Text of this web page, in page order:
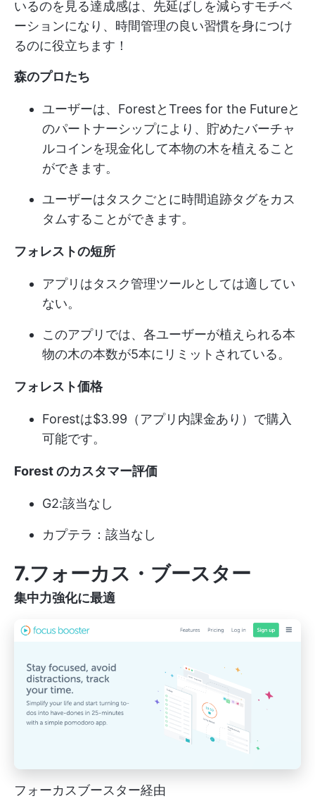
いるのを見る達成感は、先延ばしを減らすモチベ
ーションになり、時間管理の良い習慣を身につけ
るのに役立ちます！
森のプロたち
ユーザーは、ForestとTrees for the Futureと
のパートナーシップにより、貯めたバーチャ
ルコインを現金化して本物の木を植えること
ができます。
ユーザーはタスクごとに時間追跡タグをカス
タムすることができます。
フォレストの短所
アプリはタスク管理ツールとしては適してい
ない。
このアプリでは、各ユーザーが植えられる本
物の木の本数が5本にリミットされている。
フォレスト価格
Forestは$3.99（アプリ内課金あり）で購入
可能です。
Forest のカスタマー評価
G2:該当なし
カプテラ：該当なし
7.フォーカス・ブースター
集中力強化に最適
フォーカスブースター経由